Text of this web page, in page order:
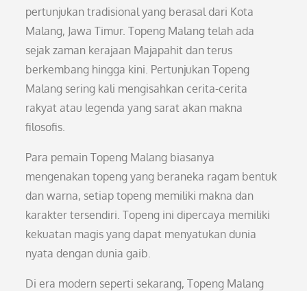
pertunjukan tradisional yang berasal dari Kota
Malang, Jawa Timur. Topeng Malang telah ada
sejak zaman kerajaan Majapahit dan terus
berkembang hingga kini. Pertunjukan Topeng
Malang sering kali mengisahkan cerita-cerita
rakyat atau legenda yang sarat akan makna
filosofis.
Para pemain Topeng Malang biasanya
mengenakan topeng yang beraneka ragam bentuk
dan warna, setiap topeng memiliki makna dan
karakter tersendiri. Topeng ini dipercaya memiliki
kekuatan magis yang dapat menyatukan dunia
nyata dengan dunia gaib.
Di era modern seperti sekarang, Topeng Malang